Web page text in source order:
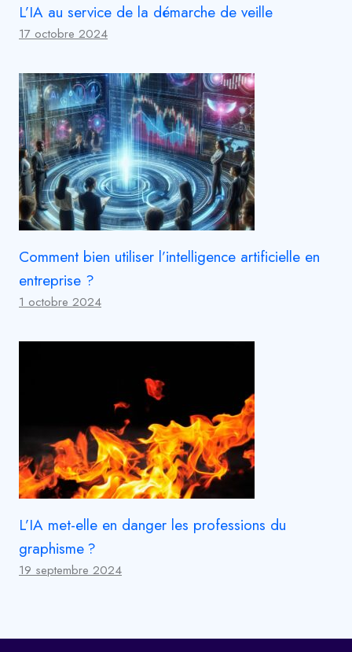
L’IA au service de la démarche de veille
17 octobre 2024
Comment bien utiliser l’intelligence artificielle en
entreprise ?
1 octobre 2024
L’IA met-elle en danger les professions du
graphisme ?
19 septembre 2024